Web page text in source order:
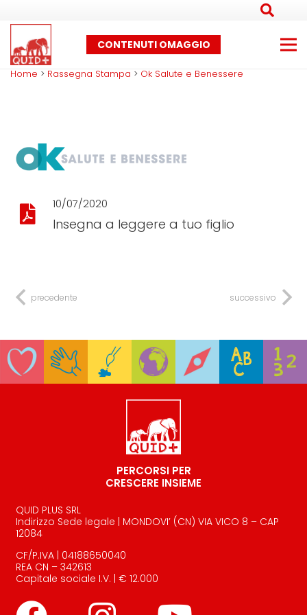
CONTENUTI OMAGGIO
Home > Rassegna Stampa > Ok Salute e Benessere
10/07/2020
Insegna a leggere a tuo figlio
precedente successivo
PERCORSI PER
CRESCERE INSIEME
QUID PLUS SRL
Indirizzo Sede legale | MONDOVI’ (CN) VIA VICO 8 – CAP
12084
CF/P.IVA | 04188650040
REA CN – 342613
Capitale sociale I.V. | € 12.000